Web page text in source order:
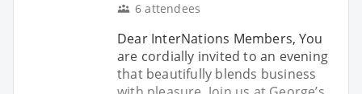
6 attendees
Dear InterNations Members, You
are cordially invited to an evening
that beautifully blends business